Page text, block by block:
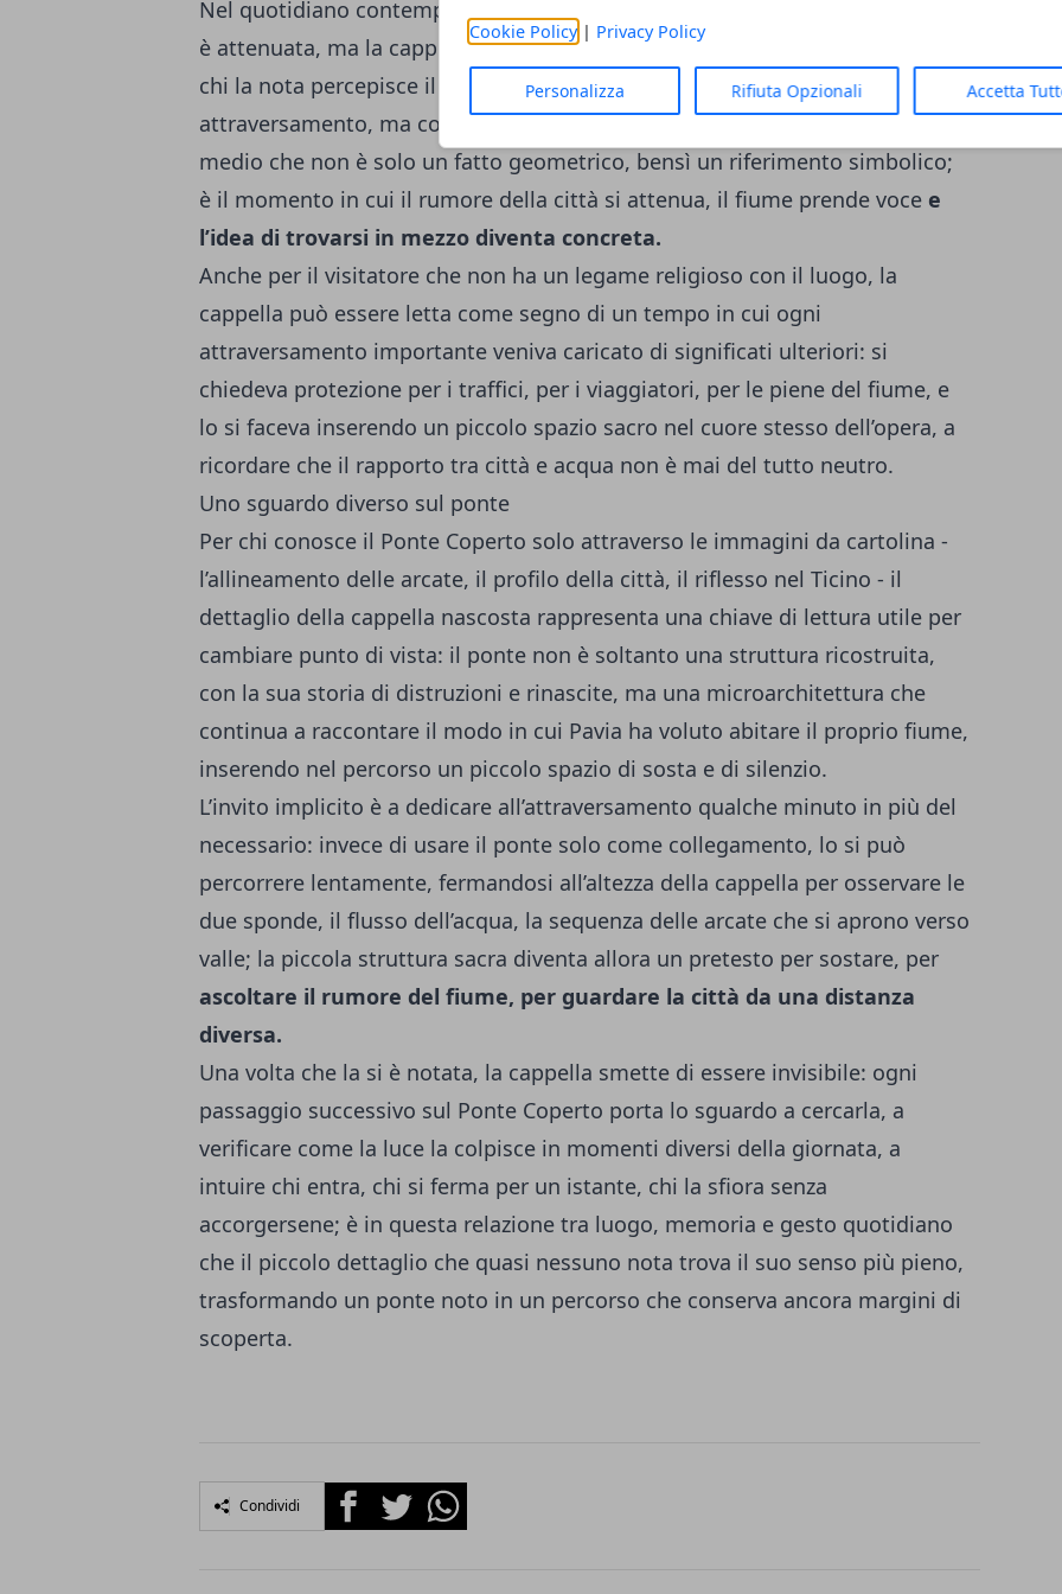
Cookie Policy| Privacy Policy
Personalizza Rifiuta Opzionali Accetta
Nel quotidiano contemporaneo, questa dimensione devozionale esplicita si
è attenuata, ma la cappella continua a funzionare come marcatore di soglia:
chi la nota percepisce il ponte non soltanto come infrastruttura di
attraversamento, ma come luogo dotato di un proprio centro, di un punto
medio che non è solo un fatto geometrico, bensì un riferimento simbolico;
è il momento in cui il rumore della città si attenua, il fiume prende voce e
l’idea di trovarsi in mezzo diventa concreta.
Anche per il visitatore che non ha un legame religioso con il luogo, la
cappella può essere letta come segno di un tempo in cui ogni
attraversamento importante veniva caricato di significati ulteriori: si
chiedeva protezione per i traffici, per i viaggiatori, per le piene del fiume, e
lo si faceva inserendo un piccolo spazio sacro nel cuore stesso dell’opera, a
ricordare che il rapporto tra città e acqua non è mai del tutto neutro.
Uno sguardo diverso sul ponte
Per chi conosce il Ponte Coperto solo attraverso le immagini da cartolina -
l’allineamento delle arcate, il profilo della città, il riflesso nel Ticino - il
dettaglio della cappella nascosta rappresenta una chiave di lettura utile per
cambiare punto di vista: il ponte non è soltanto una struttura ricostruita,
con la sua storia di distruzioni e rinascite, ma una microarchitettura che
continua a raccontare il modo in cui Pavia ha voluto abitare il proprio fiume,
inserendo nel percorso un piccolo spazio di sosta e di silenzio.
L’invito implicito è a dedicare all’attraversamento qualche minuto in più del
necessario: invece di usare il ponte solo come collegamento, lo si può
percorrere lentamente, fermandosi all’altezza della cappella per osservare le
due sponde, il flusso dell’acqua, la sequenza delle arcate che si aprono verso
valle; la piccola struttura sacra diventa allora un pretesto per sostare, per
ascoltare il rumore del fiume, per guardare la città da una distanza
diversa.
Una volta che la si è notata, la cappella smette di essere invisibile: ogni
passaggio successivo sul Ponte Coperto porta lo sguardo a cercarla, a
verificare come la luce la colpisce in momenti diversi della giornata, a
intuire chi entra, chi si ferma per un istante, chi la sfiora senza
accorgersene; è in questa relazione tra luogo, memoria e gesto quotidiano
che il piccolo dettaglio che quasi nessuno nota trova il suo senso più pieno,
trasformando un ponte noto in un percorso che conserva ancora margini di
scoperta.
Condividi FacebookTwitterWhatsapp